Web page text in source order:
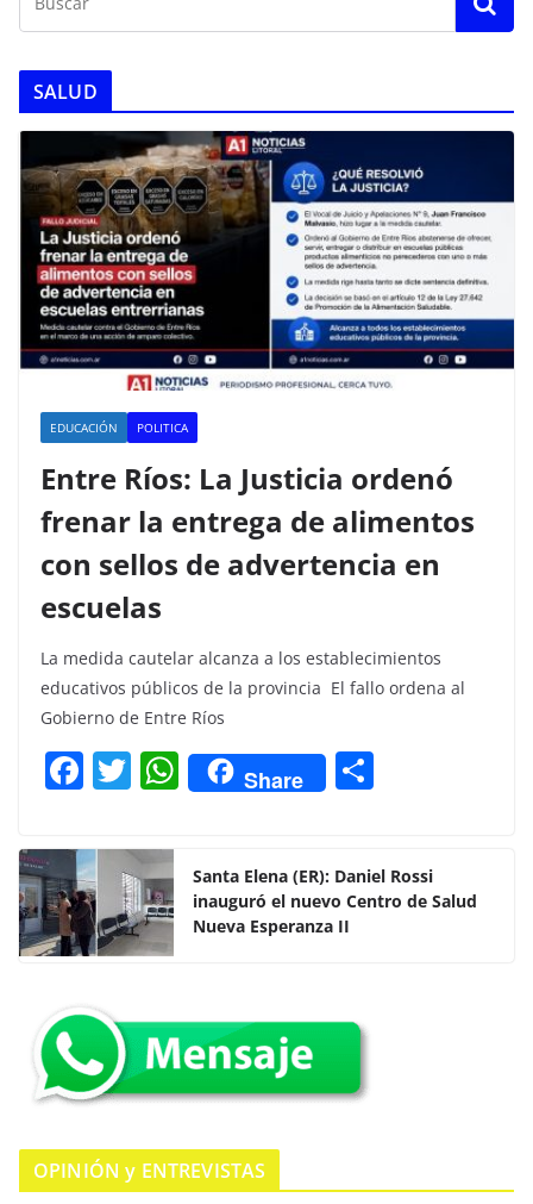
SALUD
EDUCACIÓN POLITICA
Entre Ríos: La Justicia ordenó
frenar la entrega de alimentos
con sellos de advertencia en
escuelas
La medida cautelar alcanza a los establecimientos
educativos públicos de la provincia El fallo ordena al
Gobierno de Entre Ríos
F
c
e
b
o
o
k
T
itt
er
W
h
s
A
Share
p
ar
Santa Elena (ER): Daniel Rossi
inauguró el nuevo Centro de Salud
Nueva Esperanza II
OPINIÓN y ENTREVISTAS